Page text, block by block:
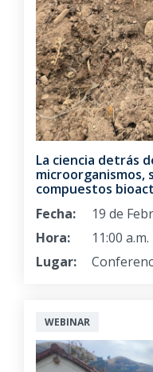
La ciencia detrás
microorganismos,
compuestos
Fecha:
19 de
Hora:
11:00 a.m.
Lugar:
WEBINAR